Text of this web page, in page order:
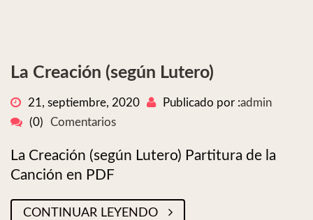
La Creación (según Lutero)
21, septiembre, 2020 Publicado por :admin
(0)
Comentarios
La Creación (según Lutero) Partitura de la
Canción en PDF
CONTINUAR LEYENDO